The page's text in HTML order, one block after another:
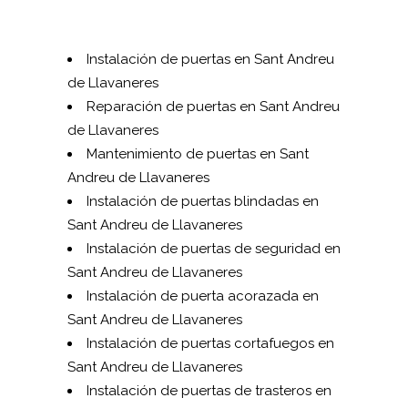
Instalación de puertas en Sant Andreu
de Llavaneres
Reparación de puertas en Sant Andreu
de Llavaneres
Mantenimiento de puertas en Sant
Andreu de Llavaneres
Instalación de puertas blindadas en
Sant Andreu de Llavaneres
Instalación de puertas de seguridad en
Sant Andreu de Llavaneres
Instalación de puerta acorazada en
Sant Andreu de Llavaneres
Instalación de puertas cortafuegos en
Sant Andreu de Llavaneres
Instalación de puertas de trasteros en